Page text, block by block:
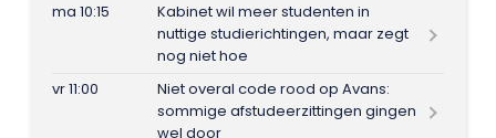
ma 10:15
Kabinet wil meer studenten in
nuttige studierichtingen, maar zegt
nog niet hoe
vr 11:00
Niet overal code rood op Avans:
sommige afstudeerzittingen gingen
wel door